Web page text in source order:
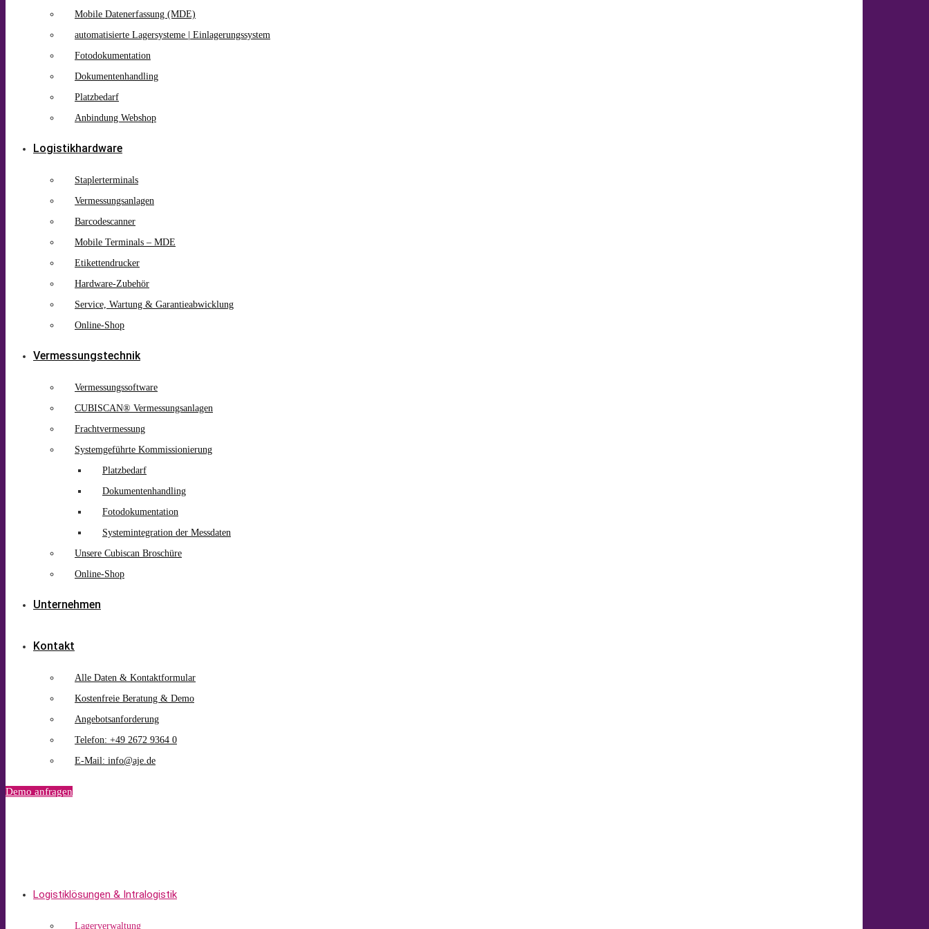
Mobile Datenerfassung (MDE)
automatisierte Lagersysteme | Einlagerungssystem
Fotodokumentation
Dokumentenhandling
Platzbedarf
Anbindung Webshop
Logistikhardware
Staplerterminals
Vermessungsanlagen
Barcodescanner
Mobile Terminals – MDE
Etikettendrucker
Hardware-Zubehör
Service, Wartung & Garantieabwicklung
Online-Shop
Vermessungstechnik
Vermessungssoftware
CUBISCAN® Vermessungsanlagen
Frachtvermessung
Systemgeführte Kommissionierung
Platzbedarf
Dokumentenhandling
Fotodokumentation
Systemintegration der Messdaten
Unsere Cubiscan Broschüre
Online-Shop
Unternehmen
Kontakt
Alle Daten & Kontaktformular
Kostenfreie Beratung & Demo
Angebotsanforderung
Telefon: +49 2672 9364 0
E-Mail: info@aje.de
Demo anfragen
Logistiklösungen & Intralogistik
Lagerverwaltung